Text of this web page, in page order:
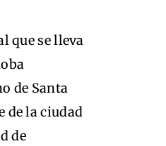
que se lleva
de Santa
de la ciudad
de